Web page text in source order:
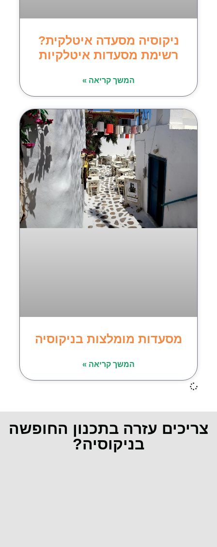
ניקוסיה מסעדה איטלקית?
רשימת מסעדות איטלקיות
המשך קריאה »
מסעדות מומלצות בניקוסיה
המשך קריאה »
צריכים עזרה בתכנון החופשה
בניקוסיה?